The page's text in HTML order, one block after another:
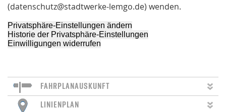
(datenschutz@stadtwerke-lemgo.de) wenden.
Privatsphäre-Einstellungen ändern
Historie der Privatsphäre-Einstellungen
Einwilligungen widerrufen
FAHRPLANAUSKUNFT
LINIENPLAN